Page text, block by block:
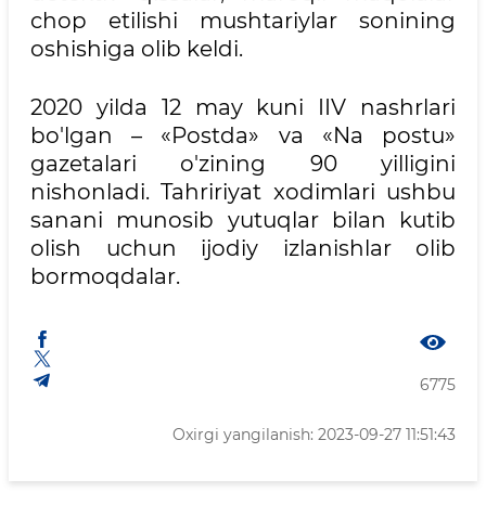
chop etilishi mushtariylar sonining
oshishiga olib keldi.
2020 yilda 12 may kuni IIV nashrlari
bo'lgan – «Postda» va «Na postu»
gazetalari o'zining 90 yilligini
nishonladi. Tahririyat xodimlari ushbu
sanani munosib yutuqlar bilan kutib
olish uchun ijodiy izlanishlar olib
bormoqdalar.
6775
Oxirgi yangilanish: 2023-09-27 11:51:43